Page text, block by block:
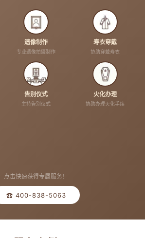
遗像制作
专业遗像拍摄制作
寿衣穿戴
协助穿戴寿衣
告别仪式
主持告别仪式
火化办理
协助办理火化手续
点击快速获得专属服务！
☎ 400-838-5063